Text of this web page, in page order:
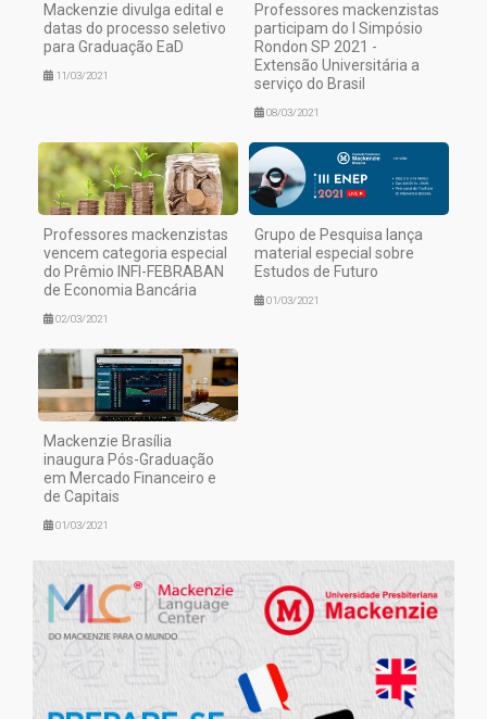
Mackenzie divulga edital e
datas do processo seletivo
para Graduação EaD
11/03/2021
Professores mackenzistas
participam do I Simpósio
Rondon SP 2021 -
Extensão Universitária a
serviço do Brasil
08/03/2021
Professores mackenzistas
vencem categoria especial
do Prêmio INFI-FEBRABAN
de Economia Bancária
02/03/2021
Grupo de Pesquisa lança
material especial sobre
Estudos de Futuro
01/03/2021
Mackenzie Brasília
inaugura Pós-Graduação
em Mercado Financeiro e
de Capitais
01/03/2021